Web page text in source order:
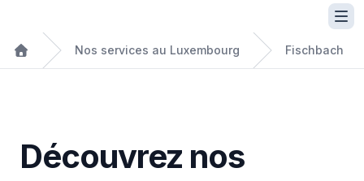
Nos services au Luxembourg Fischbach
Découvrez nos